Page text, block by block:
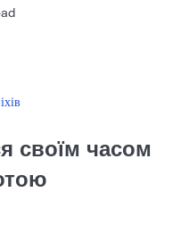
прості академічні чи
людського […]
своїм часом